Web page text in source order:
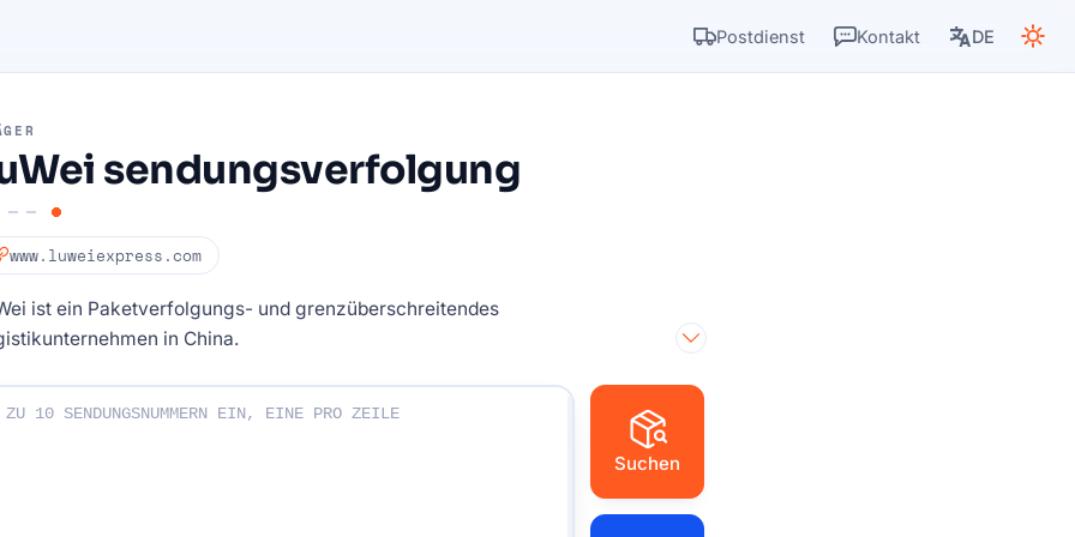
Postdienst Kontakt DE
sendungsverfolgung
www.luweiexpress.com
ist ein Paketverfolgungs- und grenzüberschreitendes
in China.
ein:
Suchen